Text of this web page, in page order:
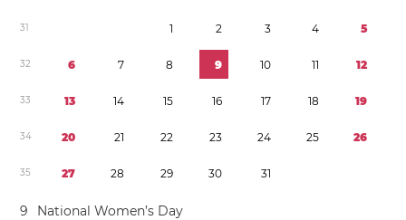
31 1 2 3 4 5
32 6 7 8 9 10 11 12
33 13 14 15 16 17 18 19
34 20 21 22 23 24 25 26
35 27 28 29 30 31
9 National Women’s Day